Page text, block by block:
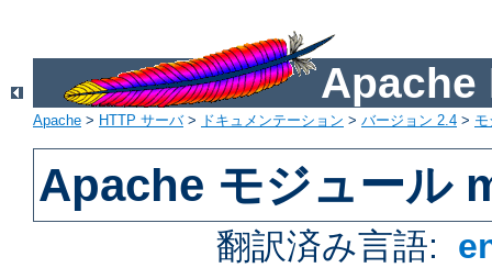
Apache
Apache > HTTP サーバ> ドキュメンテーション > バージョン 2.4 >
Apache モジュール
翻訳済み言語: